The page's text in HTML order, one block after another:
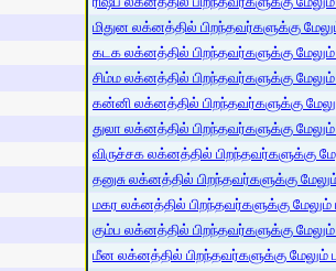
மிதுன லக்னத்தில் பிறந்தவர்களுக்கு
கடக லக்னத்தில் பிறந்தவர்களுக்கு மேலும்
சிம்ம லக்னத்தில் பிறந்தவர்களுக்கு மேலும்
கன்னி லக்னத்தில் பிறந்தவர்களுக்கு
துலா லக்னத்தில் பிறந்தவர்களுக்கு மேலும்
விருச்சக லக்னத்தில் பிறந்தவர்களுக்கு
தனுசு லக்னத்தில் பிறந்தவர்களுக்கு
மகர லக்னத்தில் பிறந்தவர்களுக்கு மேலும்
கும்ப லக்னத்தில் பிறந்தவர்களுக்கு மேலும்
மீன லக்னத்தில் பிறந்தவர்களுக்கு மேலும்